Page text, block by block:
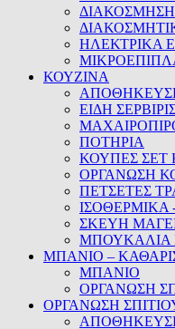
ΗΛΕΚΤΡΙΚΑ
ΚΟΥΖΙΝΑ
ΕΙΔΗ
ΠΟΤΗΡΙΑ
ΚΟΥΠΕΣ ΣΕΤ
ΟΡΓΑΝΩΣΗ
ΠΕΤΣΕΤΕΣ
ΣΚΕΥΗ
ΜΠΟΥΚΑΛΙΑ
ΜΠΑΝΙΟ –
ΜΠΑΝΙΟ
ΟΡΓΑΝΩΣΗ
ΟΡΓΑΝΩΣΗ